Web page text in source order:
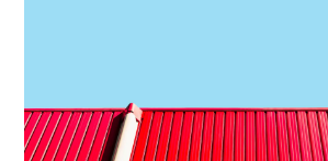
Artikel